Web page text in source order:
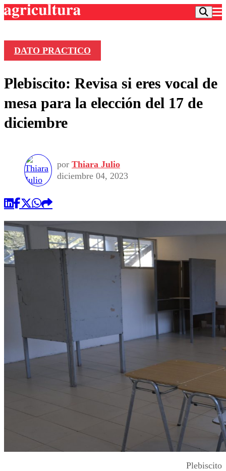
Frecuencias
Agricultura TV
Deportes
Colo Colo
Seleccion Chilena
Torneo Internacional
Entretención
Economía
Internacional
Publicaciones en medios
Opinión
DATO PRACTICO
Plebiscito: Revisa si eres vocal de
mesa para la elección del 17 de
diciembre
por Thiara Julio
diciembre 04, 2023
Plebiscito